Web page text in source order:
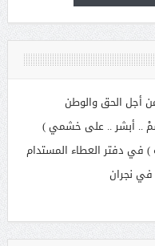
أجل الحق والوطن
.. أبشر .. على خشمي )
في دفتر العطاء المستدام
في نجران